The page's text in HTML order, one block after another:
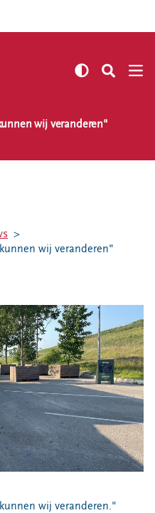
wij veranderen"
wij veranderen"
wij veranderen."